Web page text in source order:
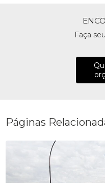
Faça
Páginas